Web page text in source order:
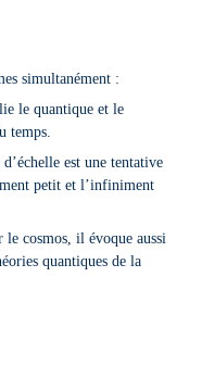
simultanément :
le quantique et le
temps.
est une tentative
petit et l’infiniment
cosmos, il évoque aussi
quantiques de la